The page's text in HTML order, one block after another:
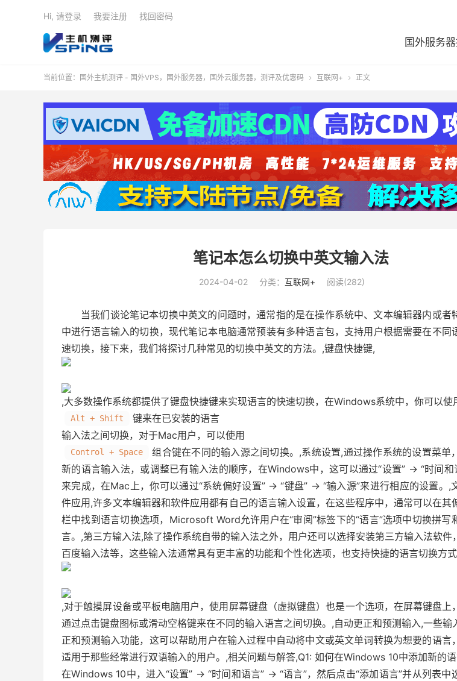
国外服务
Hi, 请登录 我要注册 找回密码
当前位置： 国外主机测评 - 国外VPS，国外服务器，国外云服务器，测评及优惠码  互联网+  正文
笔记本怎么切换中英文输入法
2024-04-02 分类： 互联网+ 阅读(282)
当我们谈论笔记本切换中英文的问题时，通常指的是在操作系统中、文本编辑器内或者
中进行语言输入的切换，现代笔记本电脑通常预装有多种语言包，支持用户根据需要在不同
速切换，接下来，我们将探讨几种常见的切换中英文的方法。,键盘快捷键,
,大多数操作系统都提供了键盘快捷键来实现语言的快速切换，在Windows系统中，你可以使
Alt + Shift
键来在已安装的语言
输入法之间切换，对于Mac用户，可以使用
Control + Space
组合键在不同的输入源之间切换。,系统设置,通过操作系统的设置菜单
新的语言输入法，或调整已有输入法的顺序，在Windows中，这可以通过“设置” -> “时间和
来完成，在Mac上，你可以通过“系统偏好设置” -> “键盘” -> “输入源”来进行相应的设置。,
件应用,许多文本编辑器和软件应用都有自己的语言输入设置，在这些程序中，通常可以在其
栏中找到语言切换选项，Microsoft Word允许用户在“审阅”标签下的“语言”选项中切换拼写
言。,第三方输入法,除了操作系统自带的输入法之外，用户还可以选择安装第三方输入法软件
百度输入法等，这些输入法通常具有更丰富的功能和个性化选项，也支持快捷的语言切换方
,对于触摸屏设备或平板电脑用户，使用屏幕键盘（虚拟键盘）也是一个选项，在屏幕键盘上
通过点击键盘图标或滑动空格键来在不同的输入语言之间切换。,自动更正和预测输入,一些输
正和预测输入功能，这可以帮助用户在输入过程中自动将中文或英文单词转换为想要的语言
适用于那些经常进行双语输入的用户。,相关问题与解答,Q1: 如何在Windows 10中添加新的
在Windows 10中，进入“设置” -> “时间和语言” -> “语言”，然后点击“添加语言”并从列表中